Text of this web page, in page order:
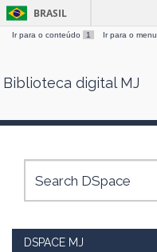
Skip
BRASIL
Ir para o conteúdo 1 Ir para o menu
Biblioteca digital MJ
DSPACE MJ